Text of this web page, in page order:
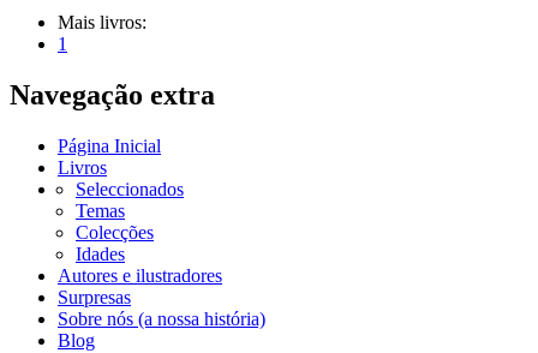
Mais livros:
1
Navegação extra
Página Inicial
Livros
Seleccionados
Temas
Colecções
Idades
Autores e ilustradores
Surpresas
Sobre nós (a nossa história)
Blog